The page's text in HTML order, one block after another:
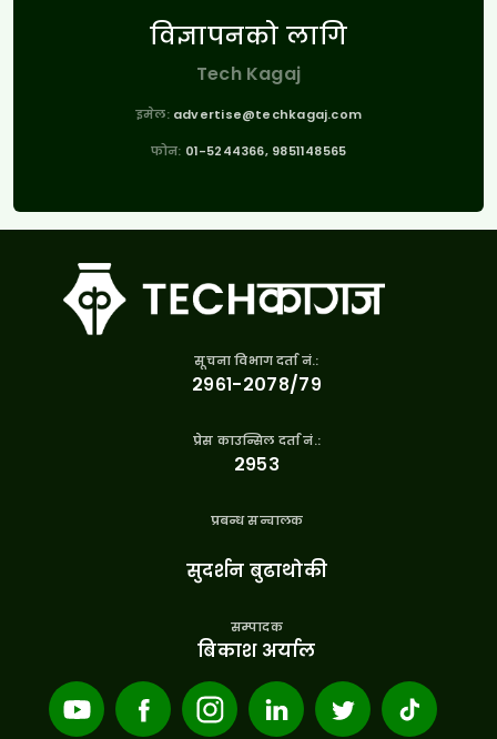
विज्ञापनको लागि
Tech Kagaj
इमेल: advertise@techkagaj.com
फोन: 01-5244366, 9851148565
सूचना विभाग दर्ता नं.:
२९६१-२०७८/७९
प्रेस काउन्सिल दर्ता नं.:
२९५३
प्रबन्ध सन्चालक
सुदर्शन बुढाथोकी
सम्पादक
बिकाश अर्याल